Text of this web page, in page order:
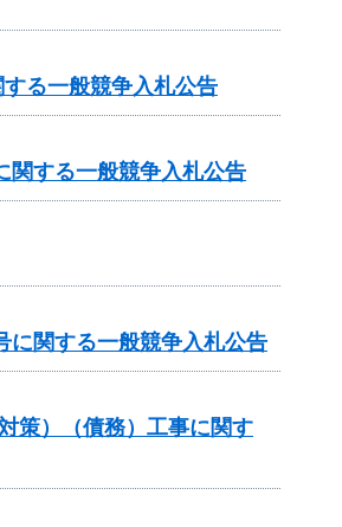
る一般競争入札公告
する一般競争入札公告
関する一般競争入札公告
策）（債務）工事に関す